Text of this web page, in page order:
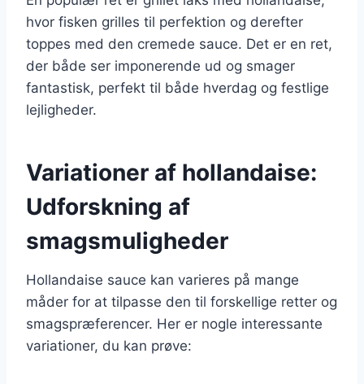
hvor fisken grilles til perfektion og derefter
toppes med den cremede sauce. Det er en ret,
der både ser imponerende ud og smager
fantastisk, perfekt til både hverdag og festlige
lejligheder.
Variationer af hollandaise:
Udforskning af
smagsmuligheder
Hollandaise sauce kan varieres på mange
måder for at tilpasse den til forskellige retter og
smagspræferencer. Her er nogle interessante
variationer, du kan prøve: